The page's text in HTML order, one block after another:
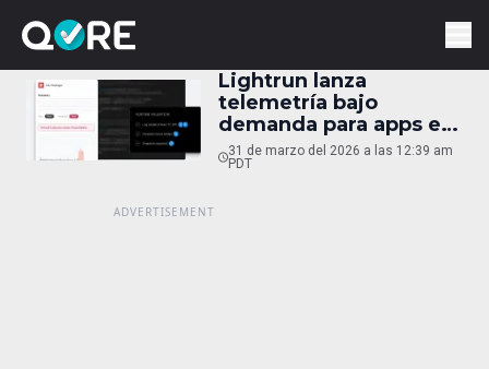
Lightrun lanza
telemetría bajo
demanda para apps en
vivo
31 de marzo del 2026 a las 12:39 am
PDT